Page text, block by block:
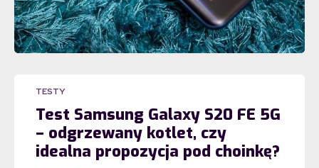
TESTY
Test Samsung Galaxy S20 FE 5G
– odgrzewany kotlet, czy
idealna propozycja pod choinkę?